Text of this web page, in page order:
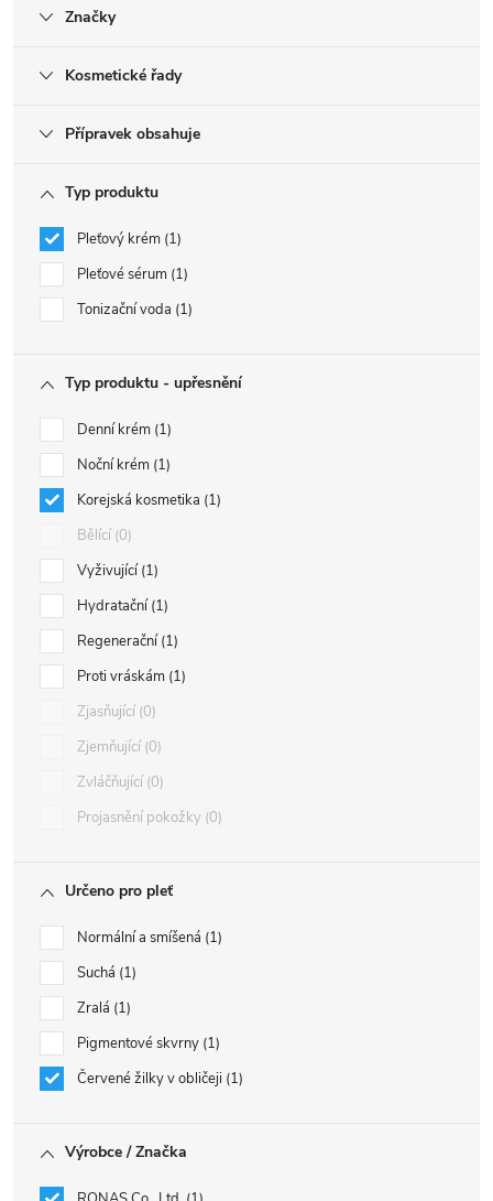
Značky
Kosmetické řady
Přípravek obsahuje
Typ produktu
Pleťový krém 1
Pleťové sérum 1
Tonizační voda 1
Typ produktu - upřesnění
Denní krém 1
Noční krém 1
Korejská kosmetika 1
Bělící 0
Vyživující 1
Hydratační 1
Regenerační 1
Proti vráskám 1
Zjasňující 0
Zjemňující 0
Zvláčňující 0
Projasnění pokožky 0
Určeno pro pleť
Normální a smíšená 1
Suchá 1
Zralá 1
Pigmentové skvrny 1
Červené žilky v obličeji 1
Výrobce / Značka